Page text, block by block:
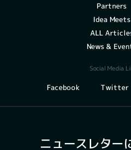
Partners
Idea Meets
ALL
News &
Social Media
Facebook Twitter
ニュースレター